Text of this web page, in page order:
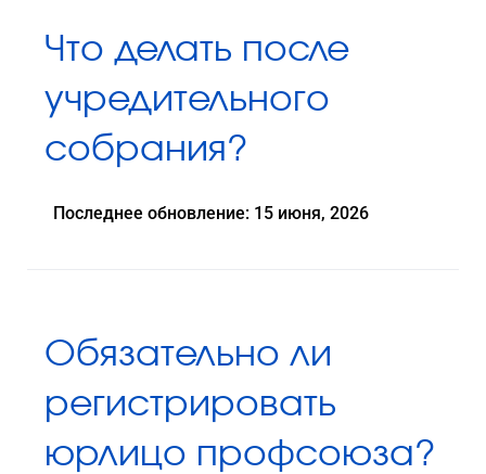
Что делать после
учредительного
собрания?
Последнее обновление: 15 июня, 2026
Обязательно ли
регистрировать
юрлицо профсоюза?